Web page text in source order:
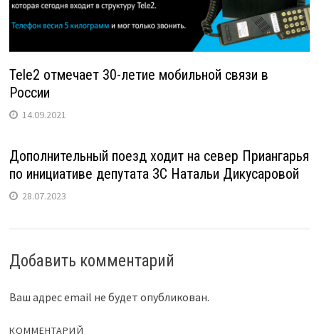
Tele2 отмечает 30-летие мобильной связи в
России
14.09.2021
Дополнительный поезд ходит на север Приангарья
по инициативе депутата ЗС Натальи Дикусаровой
28.07.2023
Добавить комментарий
Ваш адрес email не будет опубликован.
КОММЕНТАРИЙ